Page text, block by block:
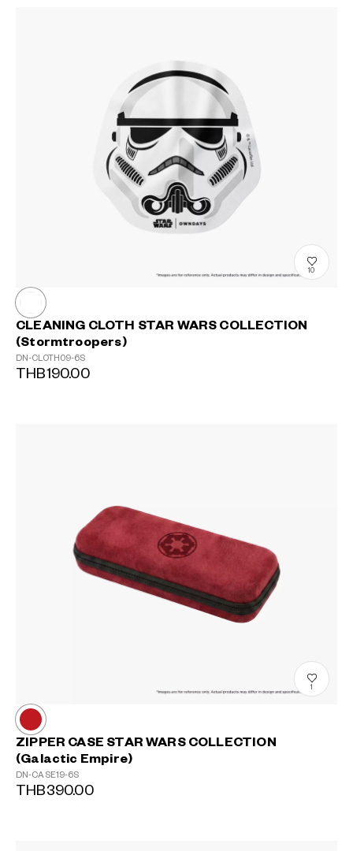
10
CLEANING CLOTH STAR WARS COLLECTION
(Stormtroopers)
DN-CLOTH09-6S
THB190.00
1
ZIPPER CASE STAR WARS COLLECTION
(Galactic Empire)
DN-CASE19-6S
THB390.00
+¥0